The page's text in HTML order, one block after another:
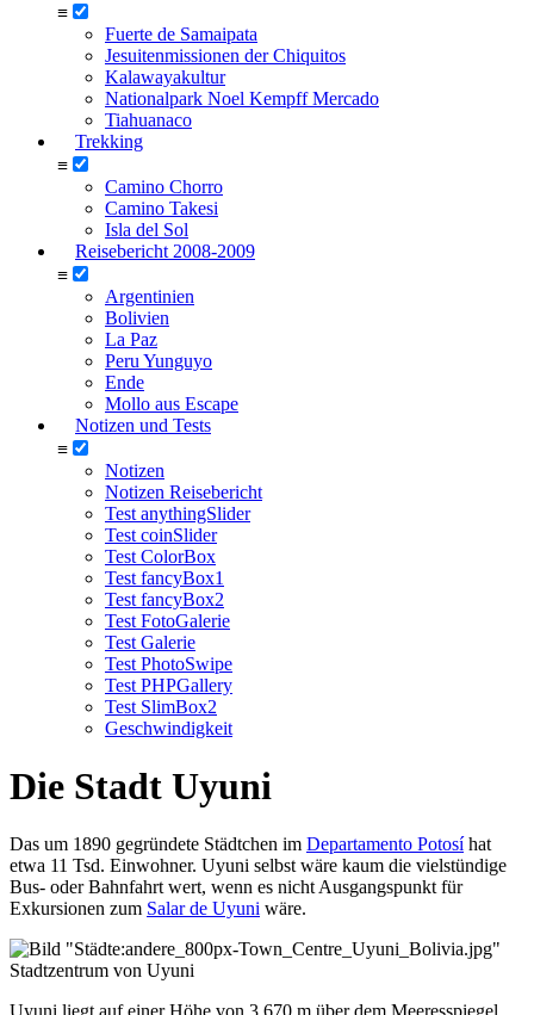
≡
Fuerte de Samaipata
Jesuitenmissionen der Chiquitos
Kalawayakultur
Nationalpark Noel Kempff Mercado
Tiahuanaco
Trekking
≡
Camino Chorro
Camino Takesi
Isla del Sol
Reisebericht 2008-2009
≡
Argentinien
Bolivien
La Paz
Peru Yunguyo
Ende
Mollo aus Escape
Notizen und Tests
≡
Notizen
Notizen Reisebericht
Test anythingSlider
Test coinSlider
Test ColorBox
Test fancyBox1
Test fancyBox2
Test FotoGalerie
Test Galerie
Test PhotoSwipe
Test PHPGallery
Test SlimBox2
Geschwindigkeit
Die Stadt Uyuni
Das um 1890 gegründete Städtchen im Departamento Potosí hat
etwa 11 Tsd. Einwohner. Uyuni selbst wäre kaum die vielstündige
Bus- oder Bahnfahrt wert, wenn es nicht Ausgangspunkt für
Exkursionen zum Salar de Uyuni wäre.
Stadtzentrum von Uyuni